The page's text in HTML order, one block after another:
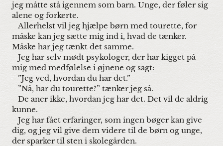
jeg måtte stå igennem som barn. Unge, der føler sig
alene og forkerte.
Allerhelst vil jeg hjælpe børn med tourette, for
måske kan jeg sætte mig ind i, hvad de tænker.
Måske har jeg tænkt det samme.
Jeg har selv mødt psykologer, der har kigget på
mig med medfølelse i øjnene og sagt:
”Jeg ved, hvordan du har det.”
”Nå, har du tourette?” tænker jeg så.
De aner ikke, hvordan jeg har det. Det vil de aldrig
kunne.
Jeg har fået erfaringer, som ingen bøger kan give
dig, og jeg vil give dem videre til de børn og unge,
der sparker til sten i skolegården.